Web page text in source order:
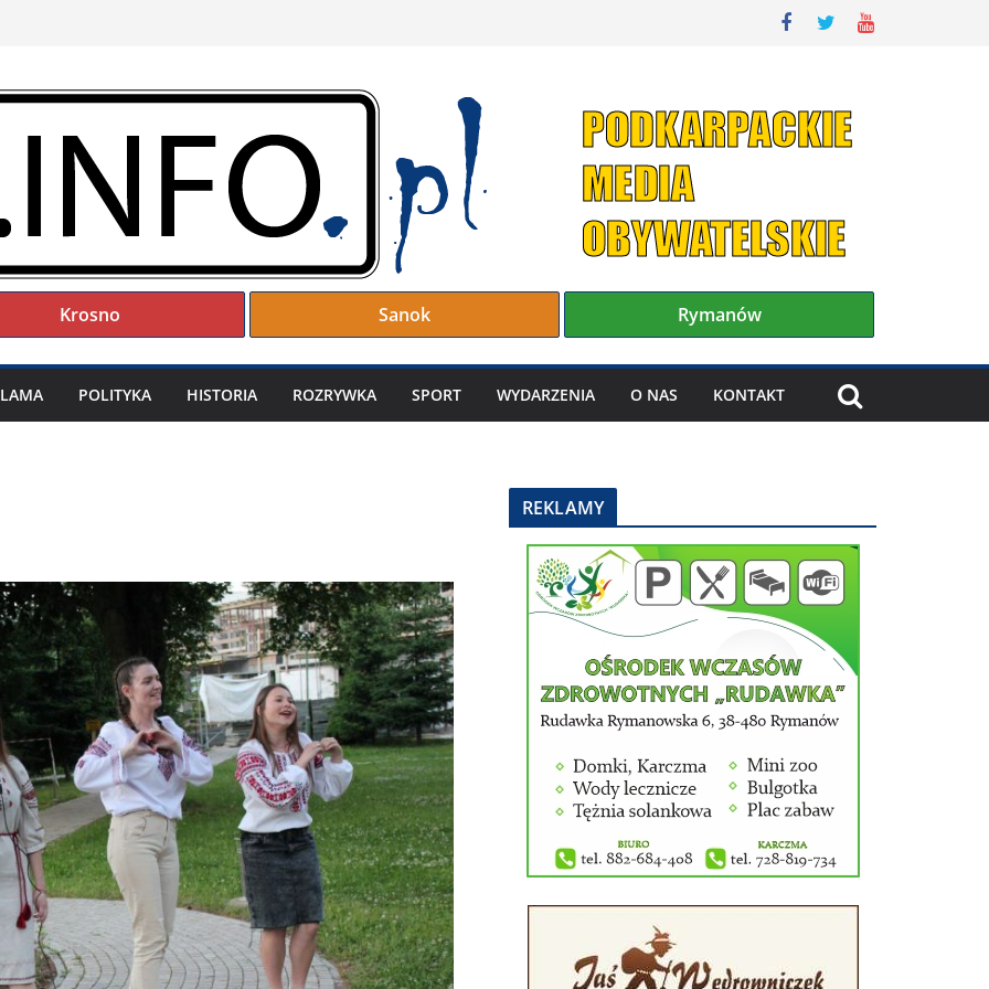
Krosno Sanok Rymanów
POLITYKA HISTORIA ROZRYWKA SPORT WYDARZENIA O NAS KONTAKT
REKLAMY